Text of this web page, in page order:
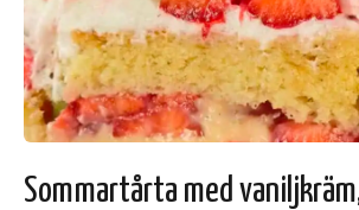
Sommartårta med